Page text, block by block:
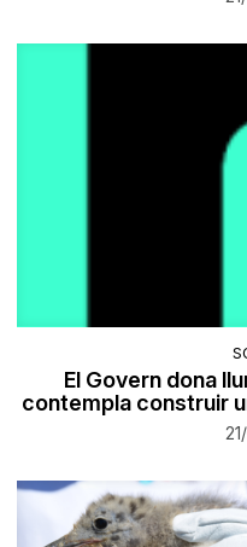
El Govern dona
contempla construir